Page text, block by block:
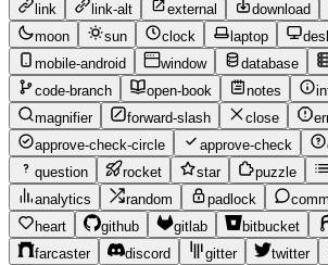
link
link-alt external download
moon
sun clock laptop
mobile-android
window database
code-branch
open-book notes
magnifier
forward-slash close
approve-check-circle
approve-check
question
rocket star puzzle
analytics
random padlock
heart
github gitlab bitbucket
farcaster
discord gitter twitter